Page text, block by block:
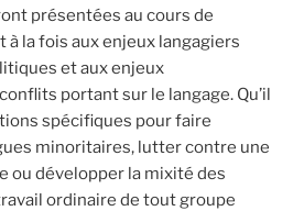
présentées au cours de
à la fois aux enjeux langagiers
et aux enjeux
portant sur le langage. Qu’il
spécifiques pour faire
minoritaires, lutter contre une
ou développer la mixité des
ordinaire de tout groupe